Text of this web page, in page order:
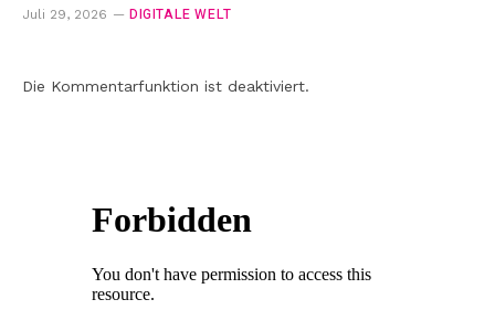
Juli 29, 2026 DIGITALE WELT
Die Kommentarfunktion ist deaktiviert.